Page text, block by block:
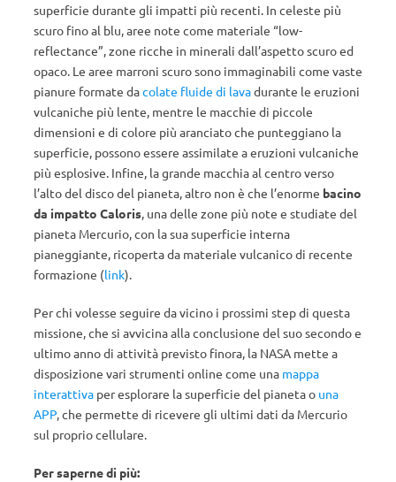
superficie durante gli impatti più recenti. In celeste più
scuro fino al blu, aree note come materiale “low-
reflectance”, zone ricche in minerali dall’aspetto scuro ed
opaco. Le aree marroni scuro sono immaginabili come vaste
pianure formate dacolate fluide di lavadurante le eruzioni
vulcaniche più lente, mentre le macchie di piccole
dimensioni e di colore più aranciato che punteggiano la
superficie, possono essere assimilate a eruzioni vulcaniche
più esplosive. Infine, la grande macchia al centro verso
l’alto del disco del pianeta, altro non è che l’enorme bacino
da impatto Caloris, una delle zone più note e studiate del
pianeta Mercurio, con la sua superficie interna
pianeggiante, ricoperta da materiale vulcanico di recente
formazione (link).
Per chi volesse seguire da vicino i prossimi step di questa
missione, che si avvicina alla conclusione del suo secondo e
ultimo anno di attività previsto finora, la NASA mette a
disposizione vari strumenti online come una mappa
interattiva per esplorare la superficie del pianeta o una
APP, che permette di ricevere gli ultimi dati da Mercurio
sul proprio cellulare.
Per saperne di più: